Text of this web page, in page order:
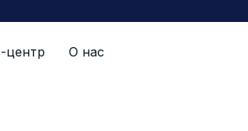
центр О нас